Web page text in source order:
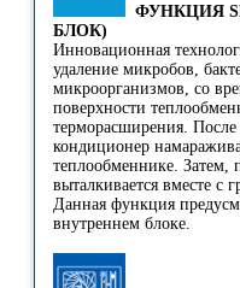
ФУНКЦИЯ
БЛОК)
Инновационная
удаление микробов,
микроорганизмов, со
поверхности
терморасширения.
кондиционер
теплообменнике. Затем,
выталкивается вместе с
Данная функция
внутреннем блоке.